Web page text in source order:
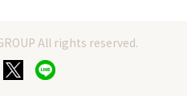
All rights reserved.